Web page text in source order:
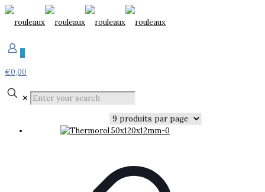
0
€0,00
✕